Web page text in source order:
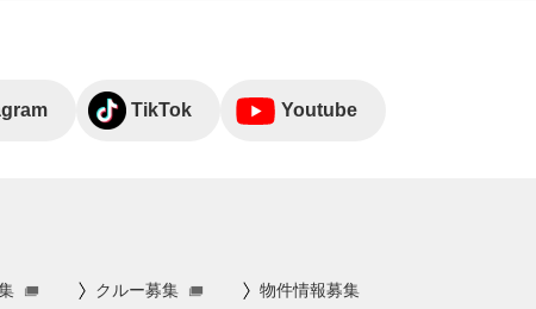
TikTok Youtube
クルー募集 物件情報募集